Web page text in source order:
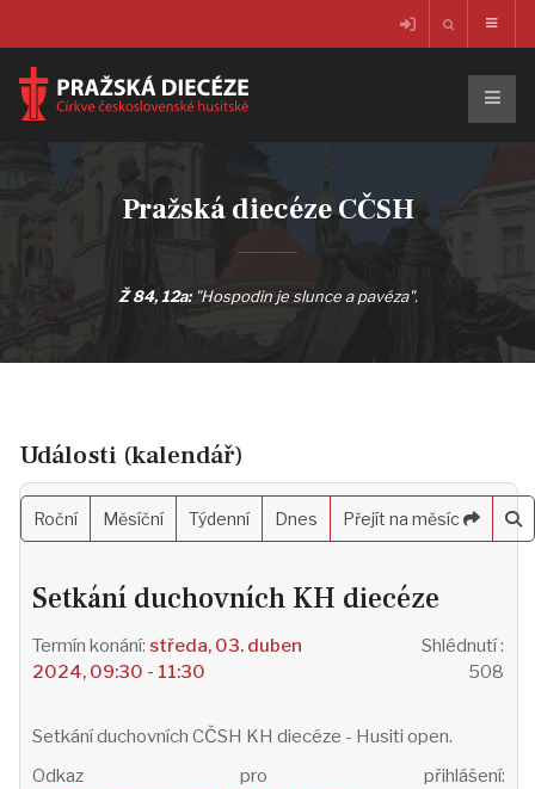
Pražská diecéze CČSH
Ž 84, 12a:"Hospodin je slunce a pavéza".
Události (kalendář)
Roční Měsíční Týdenní Dnes Přejít na měsíc
Setkání duchovních KH diecéze
středa, 03. duben
2024, 09:30 - 11:30
Shlédnutí:
508
Setkání duchovních CČSH KH diecéze - Husiti open.
Odkaz pro přihlášení: